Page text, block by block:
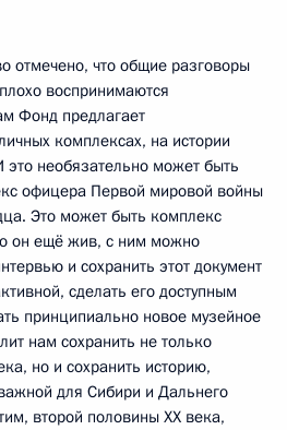
отмечено, что общие разговоры
воспринимаются
Фонд предлагает
комплексах, на истории
это необязательно может быть
офицера Первой мировой войны
Это может быть комплекс
он ещё жив, с ним можно
и сохранить этот документ
сделать его доступным
принципиально новое музейное
нам сохранить не только
но и сохранить историю,
для Сибири и Дальнего
второй половины XX века,